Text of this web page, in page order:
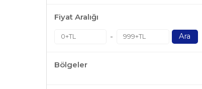
Fiyat Aralığı
- Ara
Bölgeler